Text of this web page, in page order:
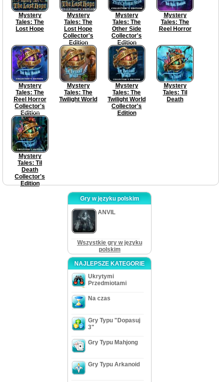
Mystery
Tales: The
Lost Hope
Mystery
Tales: The
Lost Hope
Collector's
Edition
Mystery
Tales: The
Other Side
Collector's
Edition
Mystery
Tales: The
Reel Horror
Mystery
Tales: The
Reel Horror
Collector's
Edition
Mystery
Tales: The
Twilight World
Mystery
Tales: The
Twilight World
Collector's
Edition
Mystery
Tales: Til
Death
Mystery
Tales: Til
Death
Collector's
Edition
Gry w języku polskim
ANVIL
Wszystkie gry w języku
polskim
NAJLEPSZE KATEGORIE
Ukrytymi
Przedmiotami
Na czas
Gry Typu "Dopasuj
3"
Gry Typu Mahjong
Gry Typu Arkanoid